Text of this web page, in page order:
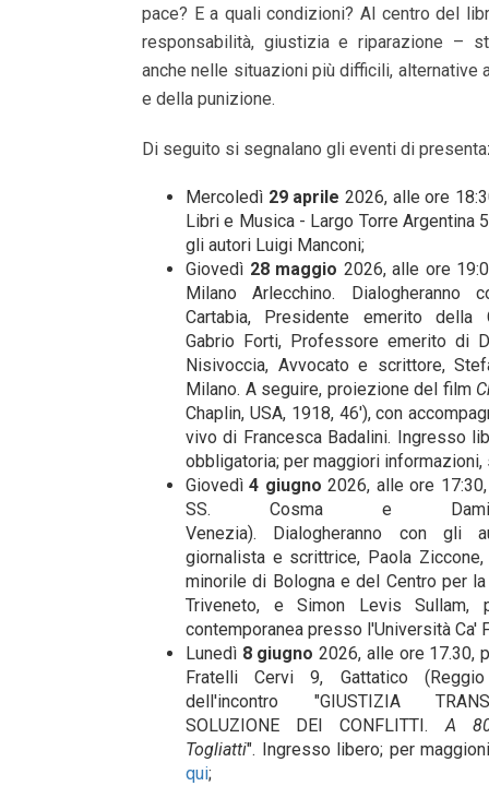
pace? E a quali condizioni? Al centro del
responsabilità, giustizia e riparazione –
anche nelle situazioni più difficili, alternative
e della punizione.
Di seguito si segnalano gli eventi di
Mercoledì 29 aprile 2026, alle ore
Libri e Musica - Largo Torre Argentina
gli autori Luigi Manconi;
Giovedì 28 maggio 2026, alle ore
Milano Arlecchino.
Cartabia, Presidente emerito della
Gabrio Forti, Professore emerito di
Nisivoccia, Avvocato e scrittore,
Milano. A seguire, proiezione del film
Chaplin, USA, 1918, 46′), con
vivo di Francesca Badalini. Ingresso
obbligatoria; per maggiori
Giovedì4 giugno2026, alle ore
SS. Cosma e
Venezia). Dialogheranno con gli
giornalista e scrittrice, Paola
minorile di Bologna e del Centro per
Triveneto, e Simon Levis Sullam,
contemporanea presso l'Università Ca'
Lunedì 8 giugno 2026, alle ore 17.30,
Fratelli Cervi 9, Gattatico
dell'incontro "GIUSTIZIA
SOLUZIONE DEI CONFLITTI.A
Togliatti". Ingresso libero; per
qui;